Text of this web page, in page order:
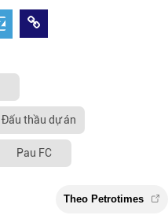
Đấu thầu dự án
Pau FC